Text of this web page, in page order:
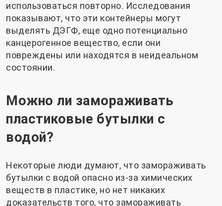
использоваться повторно. Исследования
показывают, что эти контейнеры могут
выделять ДЭГФ, еще одно потенциально
канцерогенное вещество, если они
повреждены или находятся в неидеальном
состоянии.
Можно ли замораживать
пластиковые бутылки с
водой?
Некоторые люди думают, что замораживать
бутылки с водой опасно из-за химических
веществ в пластике, но нет никаких
доказательств того, что замораживать